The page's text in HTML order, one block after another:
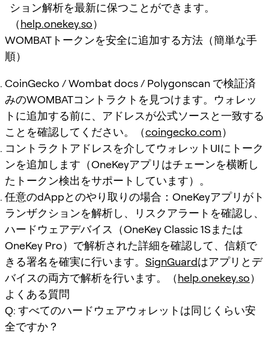
ション解析を最新に保つことができます。
（help.onekey.so）
WOMBATトークンを安全に追加する方法（簡単な手
順）
CoinGecko / Wombat docs / Polygonscan で検証済
みのWOMBATコントラクトを見つけます。ウォレッ
トに追加する前に、アドレスが公式ソースと一致する
ことを確認してください。（coingecko.com）
コントラクトアドレスを介してウォレットUIにトーク
ンを追加します（OneKeyアプリはチェーンを横断し
たトークン検出をサポートしています）。
任意のdAppとのやり取りの場合：OneKeyアプリがト
ランザクションを解析し、リスクアラートを確認し、
ハードウェアデバイス（OneKey Classic 1Sまたは
OneKey Pro）で解析された詳細を確認して、信頼で
きる署名を確実に行います。 SignGuardはアプリとデ
バイスの両方で解析を行います。（help.onekey.so）
よくある質問
Q: すべてのハードウェアウォレットは同じくらい安
全ですか？